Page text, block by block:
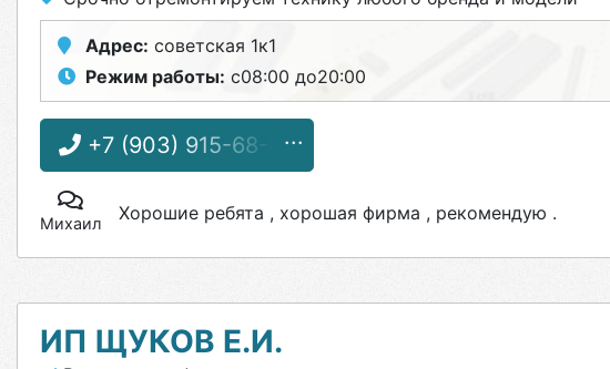
Адрес: советская 1к1
Режим работы: с08:00 до20:00
+7 (903) 915-68-88
Михаил Хорошие ребята , хорошая фирма , рекомендую .
ИП ЩУКОВ Е.И.